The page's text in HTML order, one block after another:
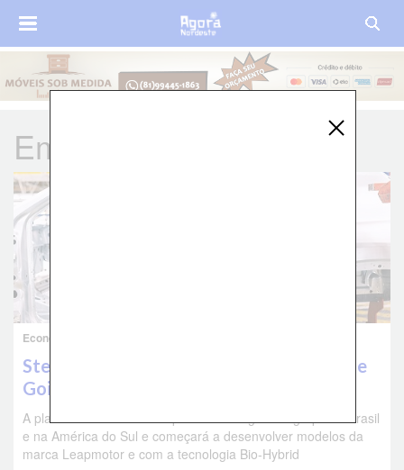
Emprego
Economia
Stellantis investe R$ 13 bilhões no Polo de
Goiana, na Mata Norte de Pernambuco
A planta automotiva é um ponto estratégico do grupo no Brasil
e na América do Sul e começará a desenvolver modelos da
marca Leapmotor e com a tecnologia Bio-Hybrid